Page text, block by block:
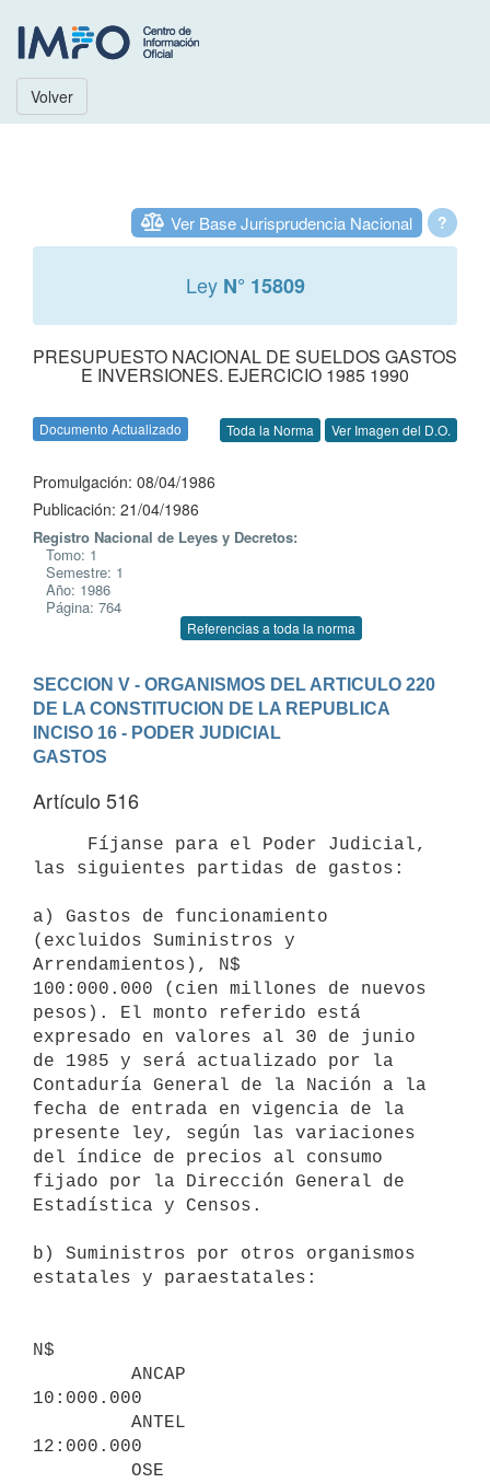
Volver
?
Ver Base Jurisprudencia Nacional
Ley N° 15809
PRESUPUESTO NACIONAL DE SUELDOS GASTOS
E INVERSIONES. EJERCICIO 1985 1990
Documento Actualizado Toda la Norma Ver Imagen del D.O.
Promulgación: 08/04/1986
Publicación: 21/04/1986
Registro Nacional de Leyes y Decretos:
Tomo: 1
Semestre: 1
Año: 1986
Página: 764
Referencias a toda la norma
SECCION V - ORGANISMOS DEL ARTICULO 220
DE LA CONSTITUCION DE LA REPUBLICA
INCISO 16 - PODER JUDICIAL
GASTOS
Artículo 516
las siguientes partidas de gastos:
a) Gastos de funcionamiento
(excluidos Suministros y
Arrendamientos), N$
100:000.000 (cien millones de nuevos
pesos). El monto referido está
expresado en valores al 30 de junio
de 1985 y será actualizado por la
Contaduría General de la Nación a la
fecha de entrada en vigencia de la
presente ley, según las variaciones
del índice de precios al consumo
fijado por la Dirección General de
Estadística y Censos.
b) Suministros por otros organismos
estatales y paraestatales:
N$
10:000.000
12:000.000